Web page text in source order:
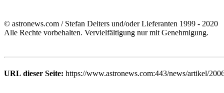
© astronews.com / Stefan Deiters und/oder Lieferanten 1999 - 2020
Alle Rechte vorbehalten. Vervielfältigung nur mit Genehmigung.
URL dieser Seite: https://www.astronews.com:443/news/artikel/